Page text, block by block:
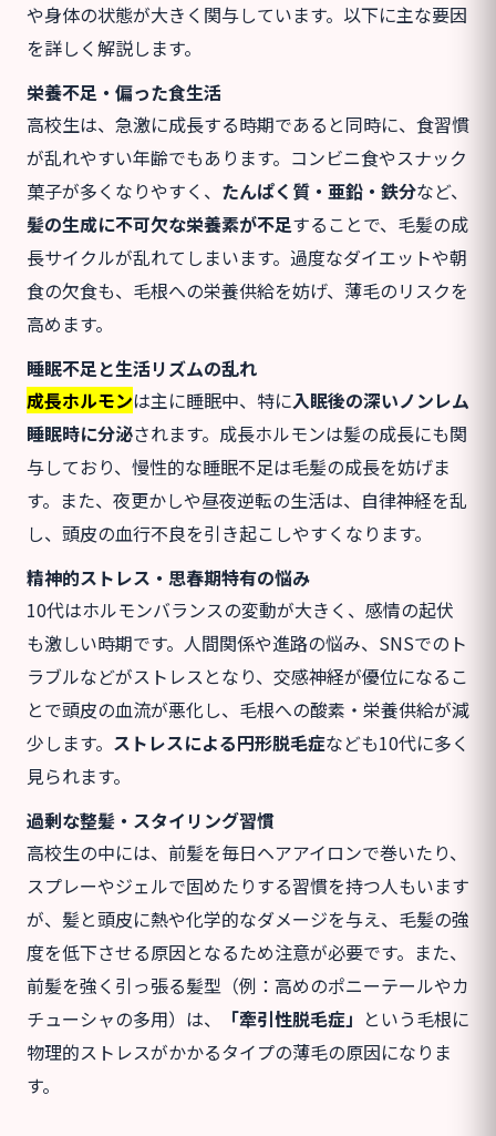
や身体の状態が大きく関与しています。以下に主な要因
を詳しく解説します。
栄養不足・偏った食生活
高校生は、急激に成長する時期であると同時に、食習慣
が乱れやすい年齢でもあります。コンビニ食やスナック
菓子が多くなりやすく、 たんぱく質・亜鉛・鉄分など、
髪の生成に不可欠な栄養素が不足することで、毛髪の成
長サイクルが乱れてしまいます。過度なダイエットや朝
食の欠食も、毛根への栄養供給を妨げ、薄毛のリスクを
高めます。
睡眠不足と生活リズムの乱れ
成長ホルモンは主に睡眠中、特に入眠後の深いノンレム
睡眠時に分泌されます。成長ホルモンは髪の成長にも関
与しており、慢性的な睡眠不足は毛髪の成長を妨げま
す。また、夜更かしや昼夜逆転の生活は、自律神経を乱
し、頭皮の血行不良を引き起こしやすくなります。
精神的ストレス・思春期特有の悩み
10代はホルモンバランスの変動が大きく、感情の起伏
も激しい時期です。人間関係や進路の悩み、SNSでのト
ラブルなどがストレスとなり、交感神経が優位になるこ
とで頭皮の血流が悪化し、毛根への酸素・栄養供給が減
少します。 ストレスによる円形脱毛症なども10代に多く
見られます。
過剰な整髪・スタイリング習慣
高校生の中には、前髪を毎日ヘアアイロンで巻いたり、
スプレーやジェルで固めたりする習慣を持つ人もいます
が、髪と頭皮に熱や化学的なダメージを与え、毛髪の強
度を低下させる原因となるため注意が必要です。また、
前髪を強く引っ張る髪型（例：高めのポニーテールやカ
チューシャの多用）は、
「牽引性脱毛症」 という毛根に
物理的ストレスがかかるタイプの薄毛の原因になりま
す。